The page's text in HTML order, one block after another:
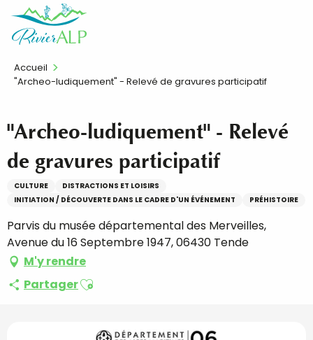
contenu
FR
Accueil
"Archeo-ludiquement" - Relevé de gravures participatif
"Archeo-ludiquement" - Relevé
de gravures participatif
CULTURE
DISTRACTIONS ET LOISIRS
INITIATION / DÉCOUVERTE DANS LE CADRE D'UN ÉVÉNEMENT
PRÉHISTOIRE
Parvis du musée départemental des Merveilles,
Avenue du 16 Septembre 1947, 06430 Tende
M'y rendre
PartagerAjouter aux favoris